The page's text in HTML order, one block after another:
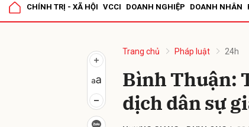
CHÍNH TRỊ - XÃ HỘI VCCI DOANH NGHIỆP DOANH NHÂN
Trang chủ Pháp luật 24h
Bình Thuận:
dịch dân sự